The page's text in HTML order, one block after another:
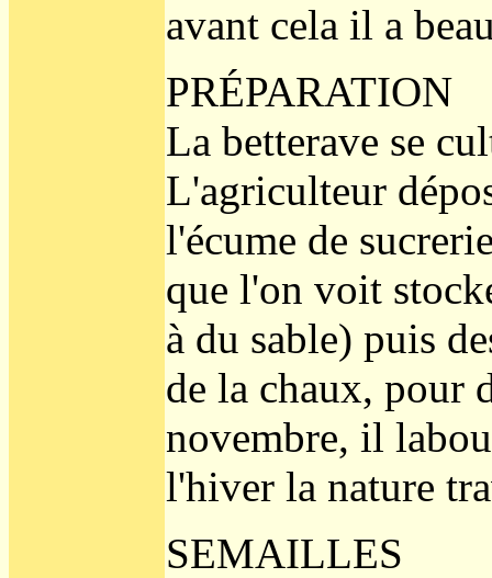
avant cela il a
PRÉPARATION
La betterave se
L'agriculteur
l'écume de
que l'on voit
à du sable) puis
de la chaux, pour
novembre, il
l'hiver la nature
SEMAILLES